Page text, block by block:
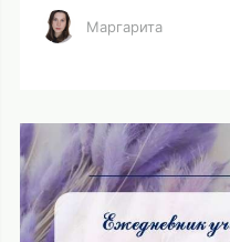
Маргарита